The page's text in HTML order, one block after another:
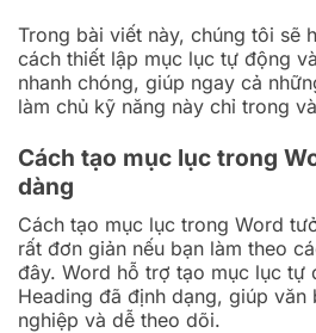
Trong bài viết này, chúng tôi sẽ
cách thiết lập mục lục tự động
nhanh chóng, giúp ngay cả
làm chủ kỹ năng này chỉ trong
Cách tạo mục lục trong
dàng
Cách tạo mục lục trong Word
rất đơn giản nếu bạn làm theo
đây. Word hỗ trợ tạo mục lục tự
Heading đã định dạng, giúp văn
nghiệp và dễ theo dõi.